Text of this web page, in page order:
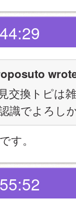
交換トピは
識でよろし
す。